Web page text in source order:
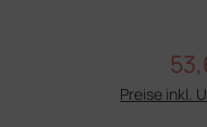
Preise inkl.